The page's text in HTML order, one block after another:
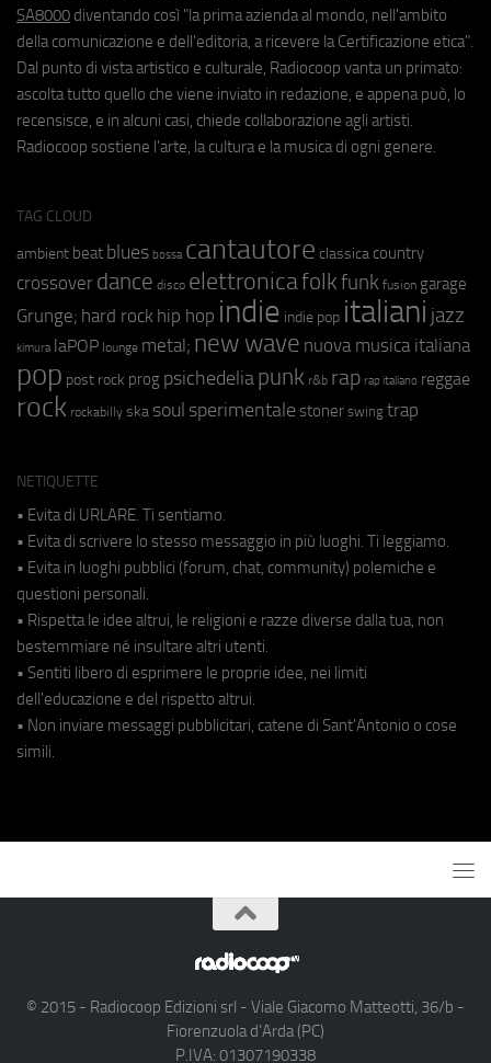
SA8000 diventando così "la prima azienda al mondo, nell'ambito
della comunicazione e dell'editoria, a ricevere la Certificazione etica".
Dal punto di vista artistico e culturale, Radiocoop vanta un primato:
ascolta tutto quello che viene inviato in redazione, e appena può, lo
recensisce, e in alcuni casi, chiede collaborazione agli artisti.
Radiocoop sostiene l'arte, la cultura e la musica di ogni genere.
TAG CLOUD
ambient beat blues bossa cantautore classica country
crossover dance disco elettronicafolkfunk fusion garage
Grunge; hard rock hip hop indie indie pop italiani jazz
kimura laPOP lounge metal; new wave nuova musica italiana
pop post rock prog psichedeliapunk r&b rap rap italiano reggae
rock rockabilly ska soul sperimentale stoner swing trap
NETIQUETTE
• Evita di URLARE. Ti sentiamo.
• Evita di scrivere lo stesso messaggio in più luoghi. Ti leggiamo.
• Evita in luoghi pubblici (forum, chat, community) polemiche e
questioni personali.
• Rispetta le idee altrui, le religioni e razze diverse dalla tua, non
bestemmiare né insultare altri utenti.
• Sentiti libero di esprimere le proprie idee, nei limiti
dell'educazione e del rispetto altrui.
• Non inviare messaggi pubblicitari, catene di Sant'Antonio o cose
simili.
© 2015 - Radiocoop Edizioni srl - Viale Giacomo Matteotti, 36/b -
Fiorenzuola d'Arda (PC)
P.IVA: 01307190338